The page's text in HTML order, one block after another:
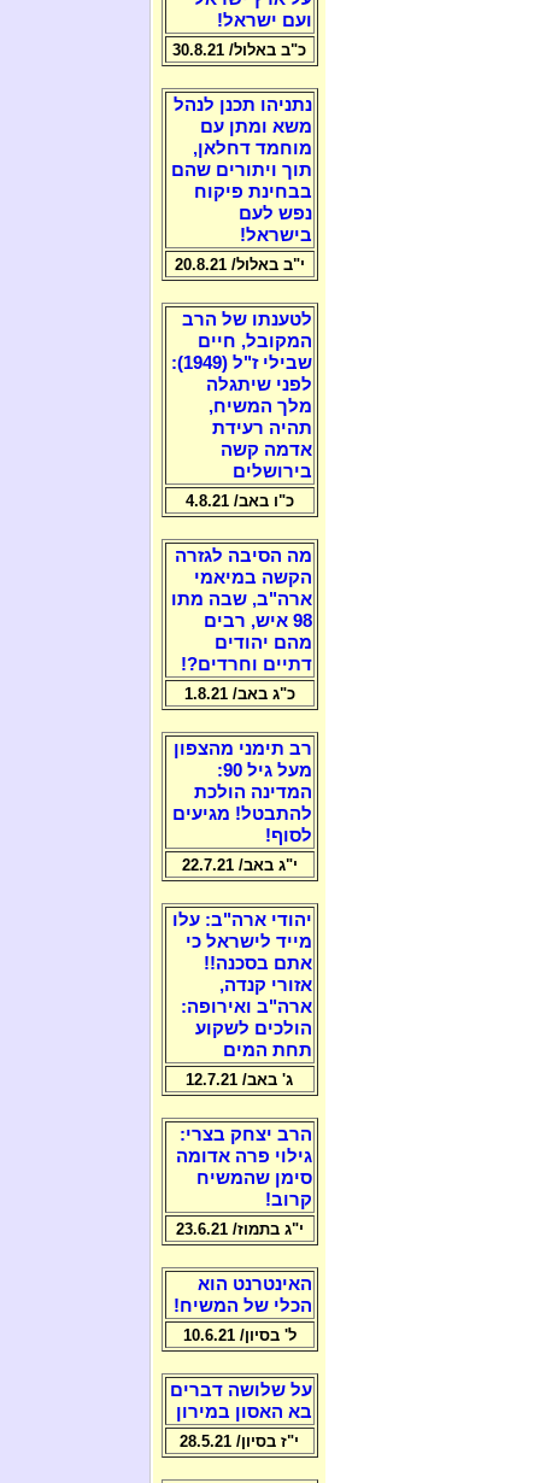
ועם ישראל!
כ"ב באלול/ 30.8.21
נתניהו תכנן לנהל
משא ומתן עם
מוחמד דחלאן,
תוך ויתורים שהם
בבחינת פיקוח
נפש לעם
בישראל!
י"ב באלול/ 20.8.21
לטענתו של הרב
המקובל, חיים
שבילי ז"ל (1949):
לפני שיתגלה
מלך המשיח,
תהיה רעידת
אדמה קשה
בירושלים
כ"ו באב/ 4.8.21
מה הסיבה לגזרה
הקשה במיאמי
ארה"ב, שבה מתו
98 איש, רבים
מהם יהודים
דתיים וחרדים?!
כ"ג באב/ 1.8.21
רב תימני מהצפון
מעל גיל 90:
המדינה הולכת
להתבטל! מגיעים
לסוף!
י"ג באב/ 22.7.21
יהודי ארה"ב: עלו
מייד לישראל כי
אתם בסכנה!!
אזורי קנדה,
ארה"ב ואירופה:
הולכים לשקוע
תחת המים
ג' באב/ 12.7.21
הרב יצחק בצרי:
גילוי פרה אדומה
סימן שהמשיח
קרוב!
י"ג בתמוז/ 23.6.21
האינטרנט הוא
הכלי של המשיח!
ל' בסיון/ 10.6.21
על שלושה דברים
בא האסון במירון
י"ז בסיון/ 28.5.21